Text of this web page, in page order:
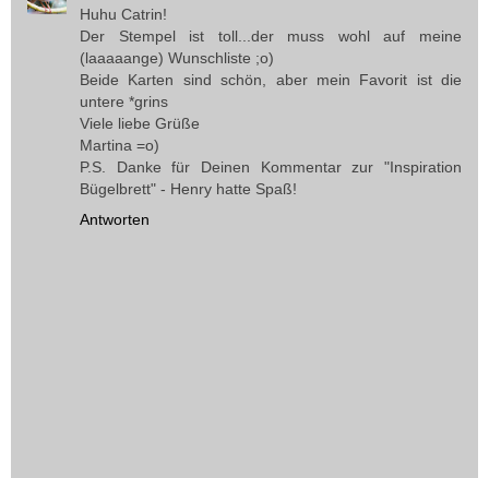
Huhu Catrin!
Der Stempel ist toll...der muss wohl auf meine
(laaaaange) Wunschliste ;o)
Beide Karten sind schön, aber mein Favorit ist die
untere *grins
Viele liebe Grüße
Martina =o)
P.S. Danke für Deinen Kommentar zur "Inspiration
Bügelbrett" - Henry hatte Spaß!
Antworten